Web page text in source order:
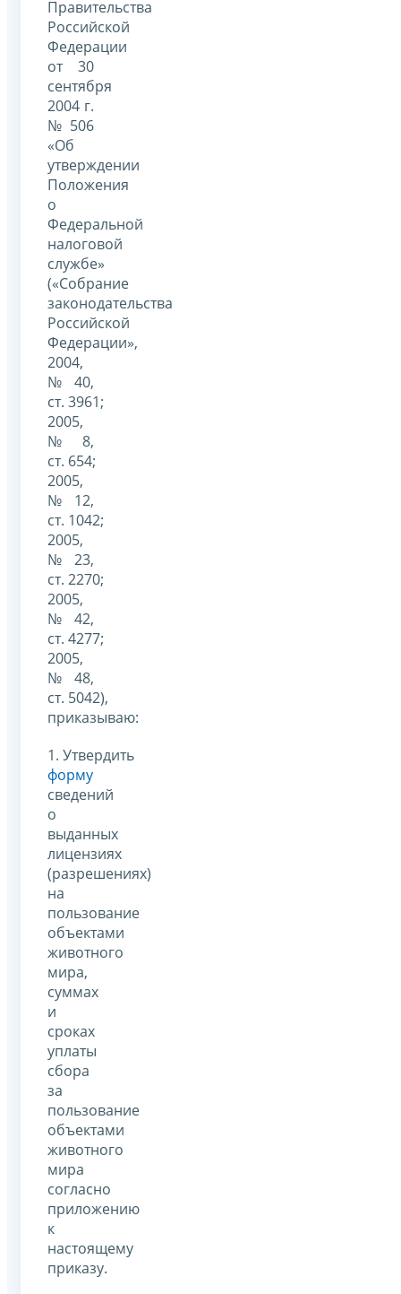
Правительства
Российской
Федерации
от 30
сентября
2004 г.
№ 506
«Об
утверждении
Положения
о
Федеральной
налоговой
службе»
(«Собрание
законодательства
Российской
Федерации»,
2004,
№ 40,
ст. 3961;
2005,
№ 8,
ст. 654;
2005,
№ 12,
ст. 1042;
2005,
№ 23,
ст. 2270;
2005,
№ 42,
ст. 4277;
2005,
№ 48,
ст. 5042),
приказываю:
1. Утвердить
форму
сведений
о
выданных
лицензиях
(разрешениях)
на
пользование
объектами
животного
мира,
суммах
и
сроках
уплаты
сбора
за
пользование
объектами
животного
мира
согласно
приложению
к
настоящему
приказу.